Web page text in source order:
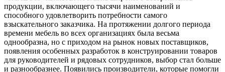
продукции, включающего тысячи наименований и
способного удовлетворить потребности самого
взыскательного заказчика. На протяжении долгого периода
времени мебель во всех организациях была весьма
однообразна, но с приходом на рынок новых поставщиков,
появления особенных разработок в конструировании товаров
для руководителей и рядовых сотрудников, выбор стал больше
и разнообразнее. Появились производители, которые помогли